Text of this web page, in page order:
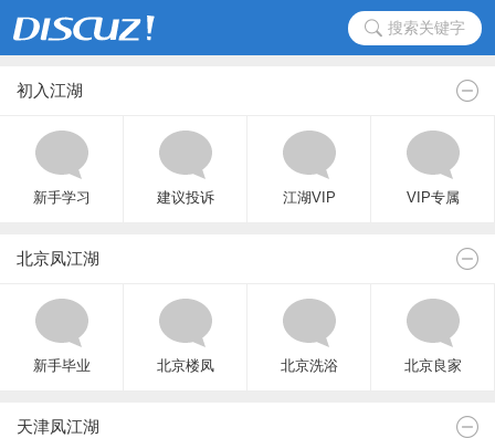
搜索关键字
初入江湖
新手学习 建议投诉 江湖VIP VIP专属
北京凤江湖
新手毕业 北京楼凤 北京洗浴 北京良家
天津凤江湖